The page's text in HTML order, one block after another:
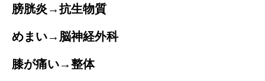
膀胱炎→抗生物質
めまい→脳神経外科
膝が痛い→整体